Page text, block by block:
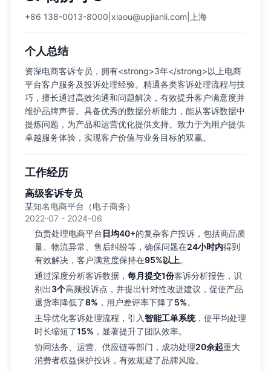
+86 138-0013-8000 xiaou@upjianli.com 上海
个人总结
资深电商客诉专员，拥有<strong>3年</strong>以上电商
平台客户服务及投诉处理经验。精通各类客诉处理流程与技
巧，擅长通过高效沟通和问题解决，有效提升客户满意度并
维护品牌声誉。具备优秀的数据分析能力，能从客诉数据中
提炼问题，为产品和运营优化提供支持。致力于为用户提供
卓越服务体验，实现客户价值与业务目标的双赢。
工作经历
高级客诉专员
某知名电商平台（电子商务）
2022-07 - 2024-06
负责处理电商平台日均40+的复杂客户投诉，包括商品质
量、物流异常、售后纠纷等，确保问题在24小时内得到
有效解决，客户满意度保持在95%以上。
通过深度分析客诉数据， 每月提交1份客诉分析报告，识
别出3个高频投诉点，并提出针对性改进建议，促使产品
退货率降低了8% ，用户差评率下降了5%。
主导优化客诉处理流程，引入智能工单系统，使平均处理
时长缩短了15% ，显著提升了团队效率。
协同法务、运营、供应链等部门，成功处理20余起重大
消费者权益保护投诉，有效规避了品牌风险。